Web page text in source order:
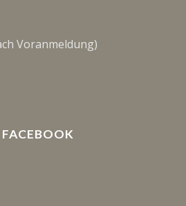
Voranmeldung)